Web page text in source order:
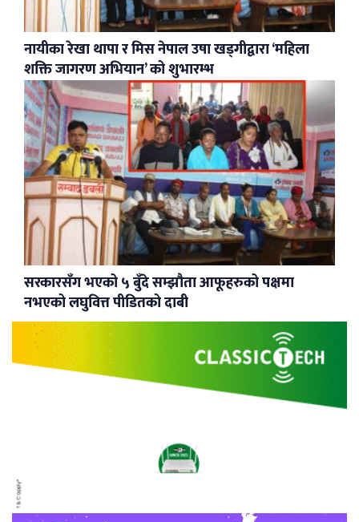
नायीका रेखा थापा र मिस नेपाल उषा खड्गीद्वारा ‘महिला
शक्ति जागरण अभियान’ को शुभारम्भ
सरकारसँग भएको ५ बुँदे सम्झौता आफूहरुको पक्षमा
नभएको लघुवित्त पीडितको दाबी